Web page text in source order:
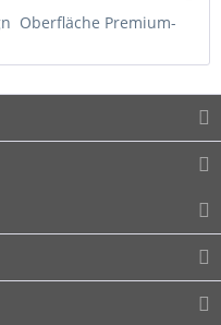
Oberfläche Premium-